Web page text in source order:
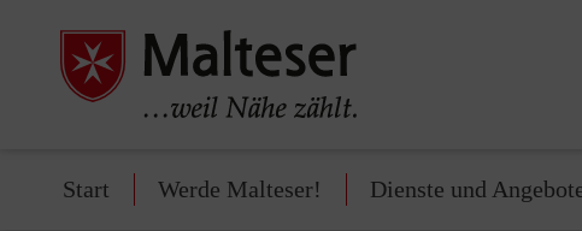
Start Werde Malteser! Dienste und